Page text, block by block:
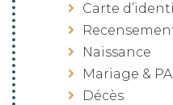
Carte
Naissance
Mariage &
Décès